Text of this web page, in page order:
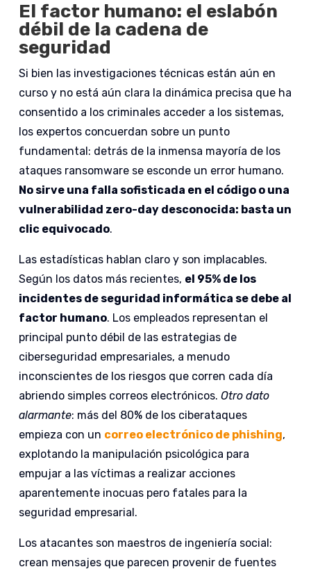
El factor humano: el eslabón
débil de la cadena de
seguridad
Si bien las investigaciones técnicas están aún en
curso y no está aún clara la dinámica precisa que ha
consentido a los criminales acceder a los sistemas,
los expertos concuerdan sobre un punto
fundamental: detrás de la inmensa mayoría de los
ataques ransomware se esconde un error humano.
No sirve una falla sofisticada en el código o una
vulnerabilidad zero-day desconocida: basta un
clic equivocado.
Las estadísticas hablan claro y son implacables.
Según los datos más recientes, el 95% de los
incidentes de seguridad informática se debe al
factor humano. Los empleados representan el
principal punto débil de las estrategias de
ciberseguridad empresariales, a menudo
inconscientes de los riesgos que corren cada día
abriendo simples correos electrónicos.Otro dato
alarmante: más del 80% de los ciberataques
empieza con un correo electrónico de phishing,
explotando la manipulación psicológica para
empujar a las víctimas a realizar acciones
aparentemente inocuas pero fatales para la
seguridad empresarial.
Los atacantes son maestros de ingeniería social:
crean mensajes que parecen provenir de fuentes